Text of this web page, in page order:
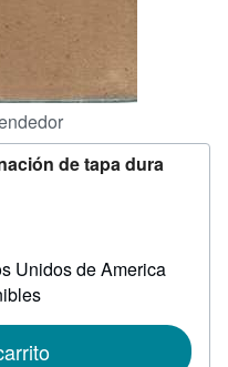
de tapa dura
Unidos de America